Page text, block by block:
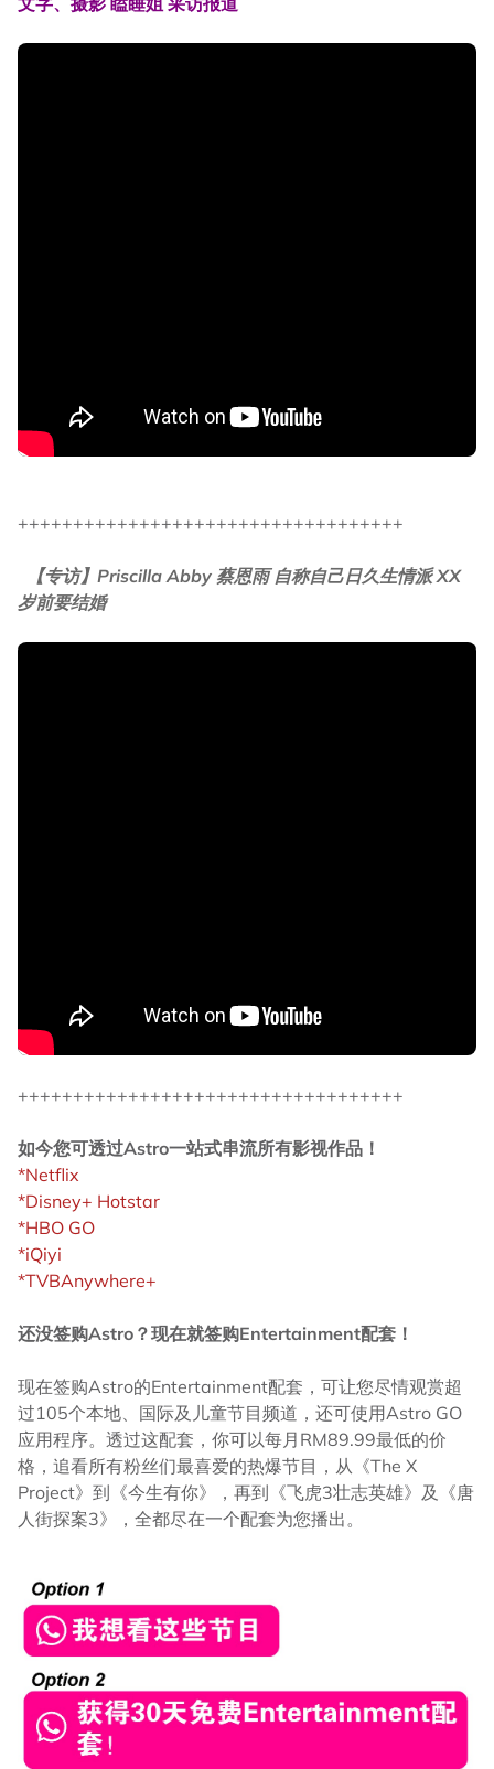
+++++++++++++++++++++++++++++++++++
【专访】Priscilla Abby 蔡恩雨 自称自己日久生情派 XX
岁前要结婚
+++++++++++++++++++++++++++++++++++
如今您可透过Astro一站式串流所有影视作品！
*Netflix
*Disney+ Hotstar
*HBO GO
*iQiyi
*TVBAnywhere+
还没签购Astro？现在就签购Entertainment配套！
现在签购Astro的Entertainment配套，可让您尽情观赏超
过105个本地、国际及儿童节目频道，还可使用Astro GO
应用程序。透过这配套，你可以每月RM89.99最低的价
格，追看所有粉丝们最喜爱的热爆节目，从《The X
Project》到《今生有你》，再到《飞虎3壮志英雄》及《唐
人街探案3》，全都尽在一个配套为您播出。